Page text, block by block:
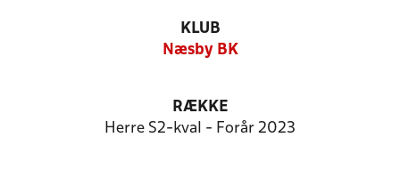
KLUB
Næsby BK
RÆKKE
Herre S2-kval - Forår 2023